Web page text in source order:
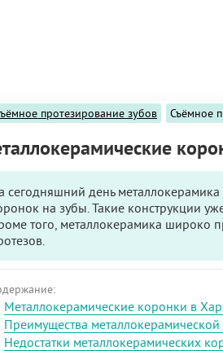
протезирование зубов Съёмное
сегодняшний день
на зубы. Такие конструкции
того, металлокерамика широко
Металлокерамические коронки в
Преимущества
Недостатки металлокерамических